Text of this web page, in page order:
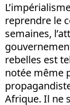
reprendre le
semaines,
rebelles est
notée même
Afrique. Il ne